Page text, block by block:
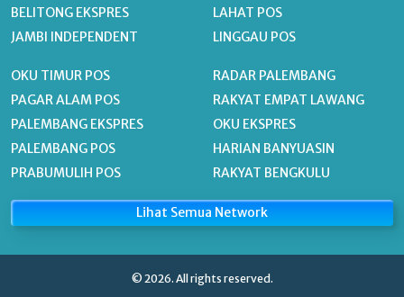
BELITONG EKSPRES
JAMBI INDEPENDENT
LAHAT POS
LINGGAU POS
OKU TIMUR POS
PAGAR ALAM POS
PALEMBANG EKSPRES
PALEMBANG POS
PRABUMULIH POS
RADAR PALEMBANG
RAKYAT EMPAT LAWANG
OKU EKSPRES
HARIAN BANYUASIN
RAKYAT BENGKULU
Lihat Semua Network
© 2026. All rights reserved.